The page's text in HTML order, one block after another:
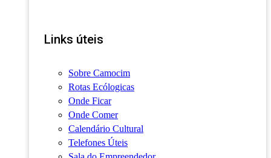
Links úteis
Sobre Camocim
Rotas Ecólogicas
Onde Ficar
Onde Comer
Calendário Cultural
Telefones Úteis